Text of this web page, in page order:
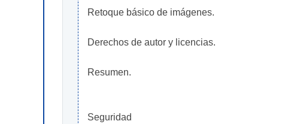
Retoque básico de imágenes.
Derechos de autor y licencias.
Resumen.
Seguridad